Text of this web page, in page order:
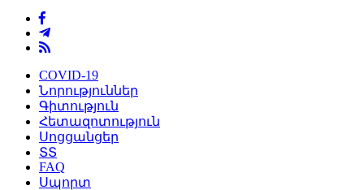
COVID-19
Նորություններ
Գիտություն
Հետազոտություն
Սոցցանցեր
ՏՏ
FAQ
Սպորտ